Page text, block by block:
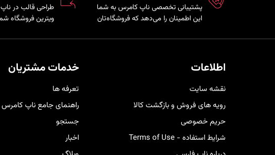
پشتیبانی تخصصی ناپ کامرس به شما
این اطمینان را می‌دهد که فروشگاه‌تان
فنی در کمترین زمان ممکن برای رفع
کنار شما خواهد بود.
طراحی قالب در
ویترین فروشگاه
مشتری‌هایتان
خریدی راحت و
کاربرانتان فراهم کند
اطلاعات
نقشه سایت
رویه های فروش و بازگشت کالا
حریم خصوصی
شرایط استفاده - Terms of Use
خدمات مشتریان
تعرفه ها
راهنمای جامع ناپ کامرس
جستجو
اخبار